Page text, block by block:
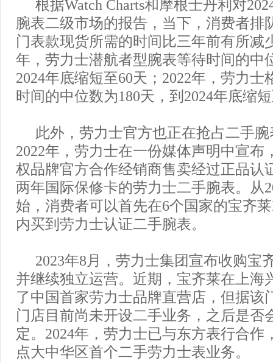
根据Watch Charts和摩根士丹利对
腕表二级市场的报告，当下，消费者排
门表款现货所需的时间比三年前有所减
年，劳力士潜航者型腕表等待时间的中
2024年底缩短至60天；2022年，劳力士
时间的中位数为180天，到2024年底缩
此外，劳力士官方也正在抢占二手
2022年，劳力士在一份媒体声明中宣布
权品牌官方合作经销商售卖经过正品认
两年国际保修卡的劳力士二手腕表。从
始，消费者可以首先在6个国家的宝齐
内买到劳力士认证二手腕表。
2023年8月，劳力士集团宣布收购宝
并继续独立运营。近期，宝齐莱在上海
了中国首家劳力士品牌直营店，但据该
门店目前尚未开设二手业务，之后是否
定。2024年，劳力士已与东方表行合作
点大中华区首个二手劳力士表业务。